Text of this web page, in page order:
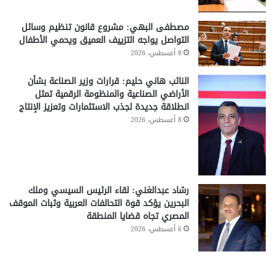
مصطفى البهي: مشروع قانون تنظيم وسائل
التواصل يواجه التزييف العميق ويحمي الأطفال
8 أغسطس، 2026
النائب هاني حليم: قرارات وزير الصناعة بشأن
الأراضي الصناعية والمنظومة الرقمية تمثل
انطلاقة جديدة لجذب الاستثمارات وتعزيز الإنتاج
8 أغسطس، 2026
رشاد عبدالغني: لقاء الرئيس السيسي وملك
البحرين يؤكد قوة التحالفات العربية وثبات الموقف
المصري تجاه قضايا المنطقة
6 أغسطس، 2026